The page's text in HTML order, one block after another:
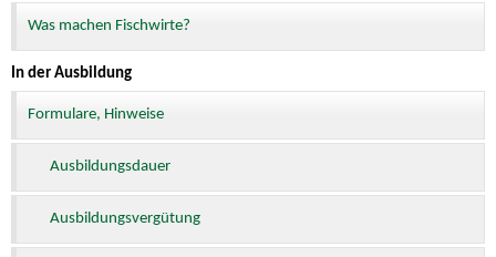
Was machen Fischwirte?
In der Ausbildung
Formulare, Hinweise
Ausbildungsdauer
Ausbildungsvergütung